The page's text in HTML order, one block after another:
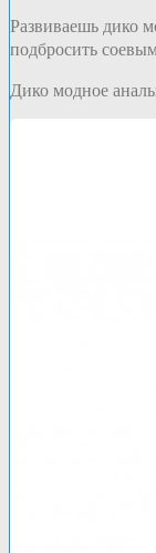
Развиваешь дико
подбросить
Дико модное